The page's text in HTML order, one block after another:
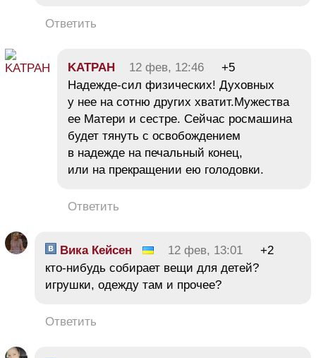
Ответить
KATPAH 12 фев, 12:46
+5
Надежде-сил физических! Духовных
у нее на сотню других хватит.Мужества
ее Матери и сестре. Сейчас росмашина
будет тянуть с освобождением
в надежде на печальный конец,
или на прекращении ею голодовки.
Ответить
Вика Кейсен 12 фев, 13:01
+2
кто-нибудь собирает вещи для детей?
игрушки, одежду там и прочее?
Ответить